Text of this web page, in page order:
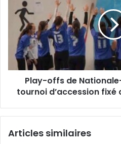
Sétif :
pour
dernier
billet
Four
Nationale-
dames
-
du
Play-offs de
tournoi d’accession fixé
Articles similaires